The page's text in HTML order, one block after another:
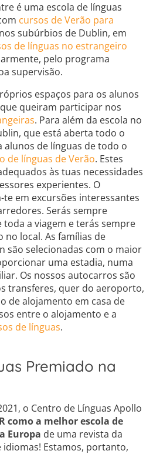
é uma escola de línguas
cursos de Verão para
subúrbios de Dublin, em
de línguas no estrangeiro
pelo programa
supervisão.
espaços para os alunos
queiram participar nos
. Para além da escola no
que está aberta todo o
alunos de línguas de todo o
de línguas de Verão. Estes
às tuas necessidades
experientes. O
em excursões interessantes
Serás sempre
a viagem e terás sempre
no local. As famílias de
são selecionadas com o maior
uma estadia, numa
Os nossos autocarros são
transferes, quer do aeroporto,
de alojamento em casa de
entre o alojamento e a
de línguas.
Premiado na
o Centro de Línguas Apollo
como a melhor escola de
Europa de uma revista da
Estamos, portanto,